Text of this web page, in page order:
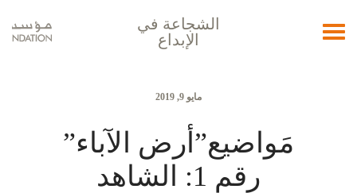
الشجاعة في
الإبداع
Toggle
مايو 9, 2019
مَواضيع”أرض الآباء”
رقم 1: الشاهد